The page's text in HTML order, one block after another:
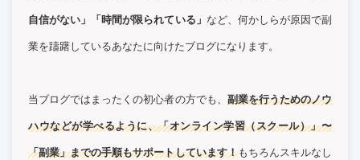
自信がない」「時間が限られている」 など、何かしらが原因で副
業を躊躇しているあなたに向けたブログになります。
当ブログではまったくの初心者の方でも、 副業を行うためのノウ
ハウなどが学べるように、「オンライン学習（スクール）」〜
「副業」までの手順もサポートしています！もちろんスキルなし